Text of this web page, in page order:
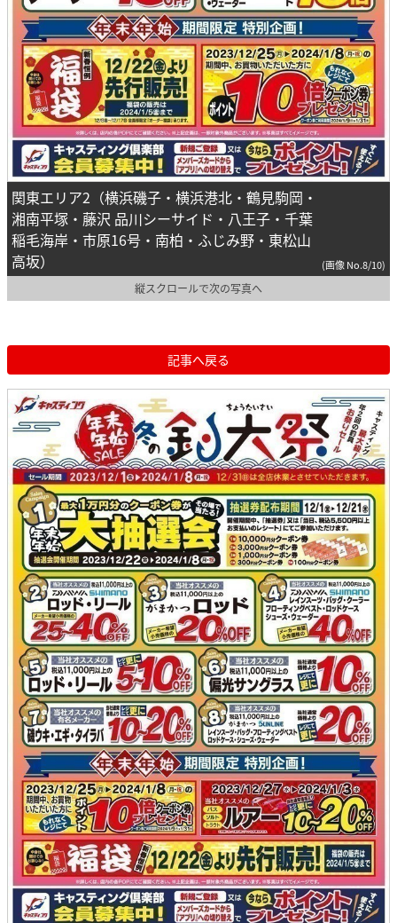
関東エリア2（横浜磯子・横浜港北・鶴見駒岡・
湘南平塚・藤沢 品川シーサイド・八王子・千葉
稲毛海岸・市原16号・南柏・ふじみ野・東松山
高坂）
(画像 No.8/10)
縦スクロールで次の写真へ
記事へ戻る